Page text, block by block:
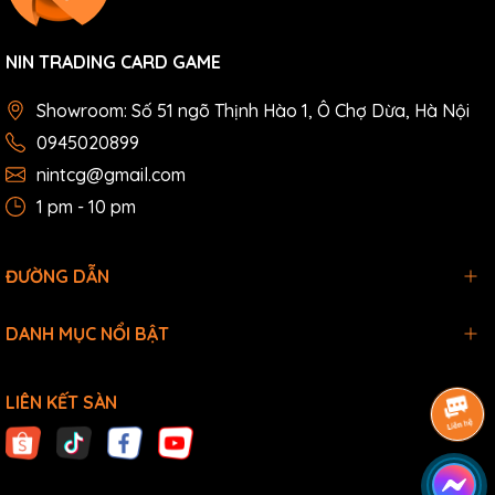
NIN TRADING CARD GAME
Showroom: Số 51 ngõ Thịnh Hào 1, Ô Chợ Dừa, Hà Nội
0945020899
nintcg@gmail.com
1 pm - 10 pm
ĐƯỜNG DẪN
DANH MỤC NỔI BẬT
LIÊN KẾT SÀN